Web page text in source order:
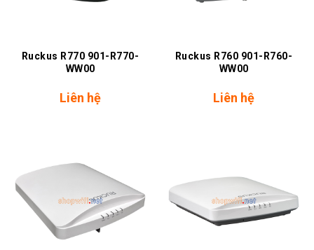
Ruckus R770 901-R770-
WW00
Liên hệ
Ruckus R760 901-R760-
WW00
Liên hệ